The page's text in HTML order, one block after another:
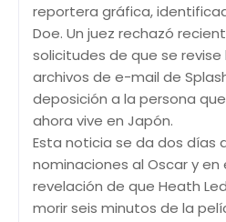
reportera gráfica,
Doe. Un juez rechazó
solicitudes de que se
archivos de e-mail de
deposición a la persona
ahora vive en Japón.
Esta noticia se da dos días
nominaciones al Oscar y en
revelación de que Heath
morir seis minutos de la